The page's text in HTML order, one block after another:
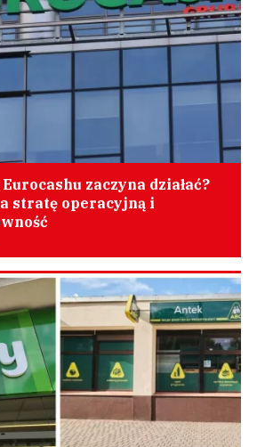
zaczyna działać?
stratę operacyjną i